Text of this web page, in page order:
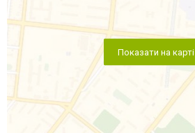
Показати на карті